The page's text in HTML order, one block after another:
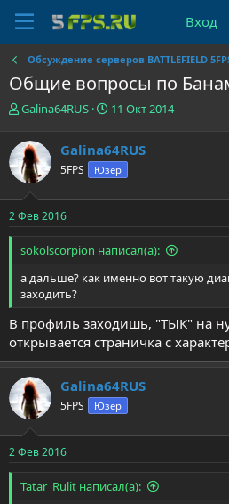
Вход
Обсуждение серверов BATTLEFIELD
Общие вопросы по
А
т
о
р
т
е
м
Galina64RUS
Д
а
н
ч
а
11 Окт 2014
Galina64RUS
5FPS Юзер
2 Фев 2016
sokolscorpion написал(а):
а дальше? как именно вот такую
заходить?
В профиль заходишь, "ТЫК" на
открывается страничка с
Galina64RUS
5FPS Юзер
2 Фев 2016
Tatar_Rulit написал(а):